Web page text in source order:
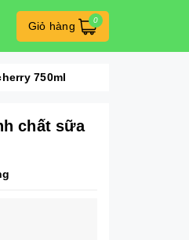
Giỏ hàng 0
750ml
chất sữa